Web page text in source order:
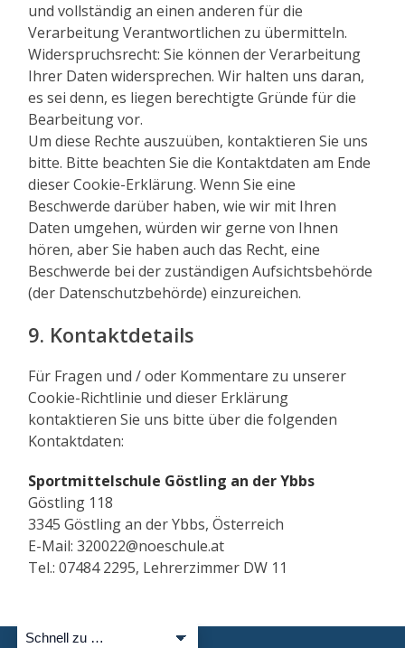
und vollständig an einen anderen für die
Verarbeitung Verantwortlichen zu übermitteln.
Widerspruchsrecht: Sie können der Verarbeitung
Ihrer Daten widersprechen. Wir halten uns daran,
es sei denn, es liegen berechtigte Gründe für die
Bearbeitung vor.
Um diese Rechte auszuüben, kontaktieren Sie uns
bitte. Bitte beachten Sie die Kontaktdaten am Ende
dieser Cookie-Erklärung. Wenn Sie eine
Beschwerde darüber haben, wie wir mit Ihren
Daten umgehen, würden wir gerne von Ihnen
hören, aber Sie haben auch das Recht, eine
Beschwerde bei der zuständigen Aufsichtsbehörde
(der Datenschutzbehörde) einzureichen.
9. Kontaktdetails
Für Fragen und / oder Kommentare zu unserer
Cookie-Richtlinie und dieser Erklärung
kontaktieren Sie uns bitte über die folgenden
Kontaktdaten:
Sportmittelschule Göstling an der Ybbs
Göstling 118
3345 Göstling an der Ybbs, Österreich
E-Mail: 320022@noeschule.at
Tel.: 07484 2295, Lehrerzimmer DW 11